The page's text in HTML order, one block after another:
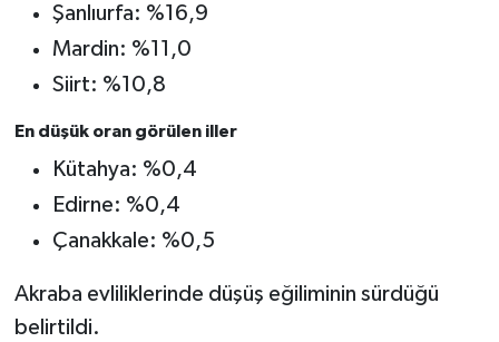
Şanlıurfa: %16,9
Mardin: %11,0
Siirt: %10,8
En düşük oran görülen iller
Kütahya: %0,4
Edirne: %0,4
Çanakkale: %0,5
Akraba evliliklerinde düşüş eğiliminin sürdüğü
belirtildi.